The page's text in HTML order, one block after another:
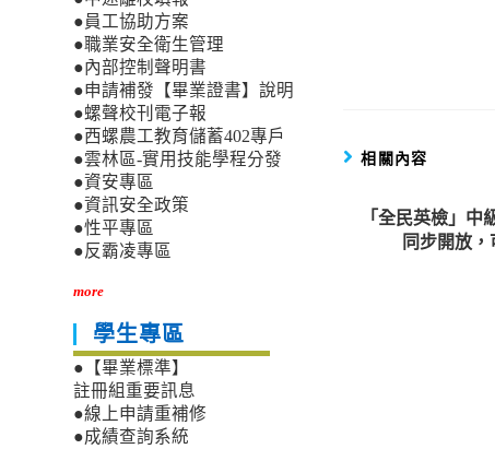
相關內容
「全民英檢」
同步開放
●員工協助方案
●職業安全衛生管理
●內部控制聲明書
●申請補發【畢業證書】說明
●螺聲校刊電子報
●西螺農工教育儲蓄402專戶
●雲林區-實用技能學程分發
●資安專區
●資訊安全政策
●性平專區
●反霸凌專區
more
學生專區
●【畢業標準】
註冊組重要訊息
●線上申請重補修
●成績查詢系統